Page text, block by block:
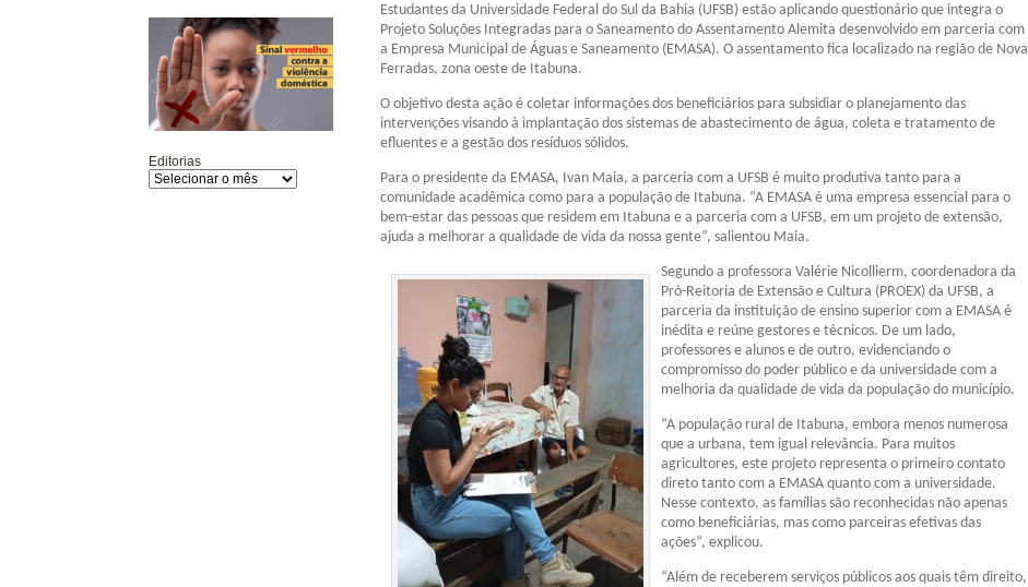
Editorias
Estudantes da Universidade Federal do Sul da Bahia (UFSB) estão aplicando questionário que integra o
Projeto Soluções Integradas para o Saneamento do Assentamento Alemita desenvolvido em parceria com
a Empresa Municipal de Águas e Saneamento (EMASA). O assentamento fica localizado na região de Nova
Ferradas, zona oeste de Itabuna.
O objetivo desta ação é coletar informações dos beneficiários para subsidiar o planejamento das
intervenções visando à implantação dos sistemas de abastecimento de água, coleta e tratamento de
efluentes e a gestão dos resíduos sólidos.
Para o presidente da EMASA, Ivan Maia, a parceria com a UFSB é muito produtiva tanto para a
comunidade acadêmica como para a população de Itabuna. “A EMASA é uma empresa essencial para o
bem-estar das pessoas que residem em Itabuna e a parceria com a UFSB, em um projeto de extensão,
ajuda a melhorar a qualidade de vida da nossa gente”, salientou Maia.
Segundo a professora Valérie Nicollierm, coordenadora da
Pró-Reitoria de Extensão e Cultura (PROEX) da UFSB, a
parceria da instituição de ensino superior com a EMASA é
inédita e reúne gestores e técnicos. De um lado,
professores e alunos e de outro, evidenciando o
compromisso do poder público e da universidade com a
melhoria da qualidade de vida da população do município.
“A população rural de Itabuna, embora menos numerosa
que a urbana, tem igual relevância. Para muitos
agricultores, este projeto representa o primeiro contato
direto tanto com a EMASA quanto com a universidade.
Nesse contexto, as famílias são reconhecidas não apenas
como beneficiárias, mas como parceiras efetivas das
ações”, explicou.
“Além de receberem serviços públicos aos quais têm direito,